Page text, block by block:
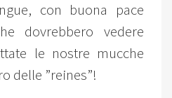
con buona pace
dovrebbero vedere
le nostre mucche
delle ”reines”!